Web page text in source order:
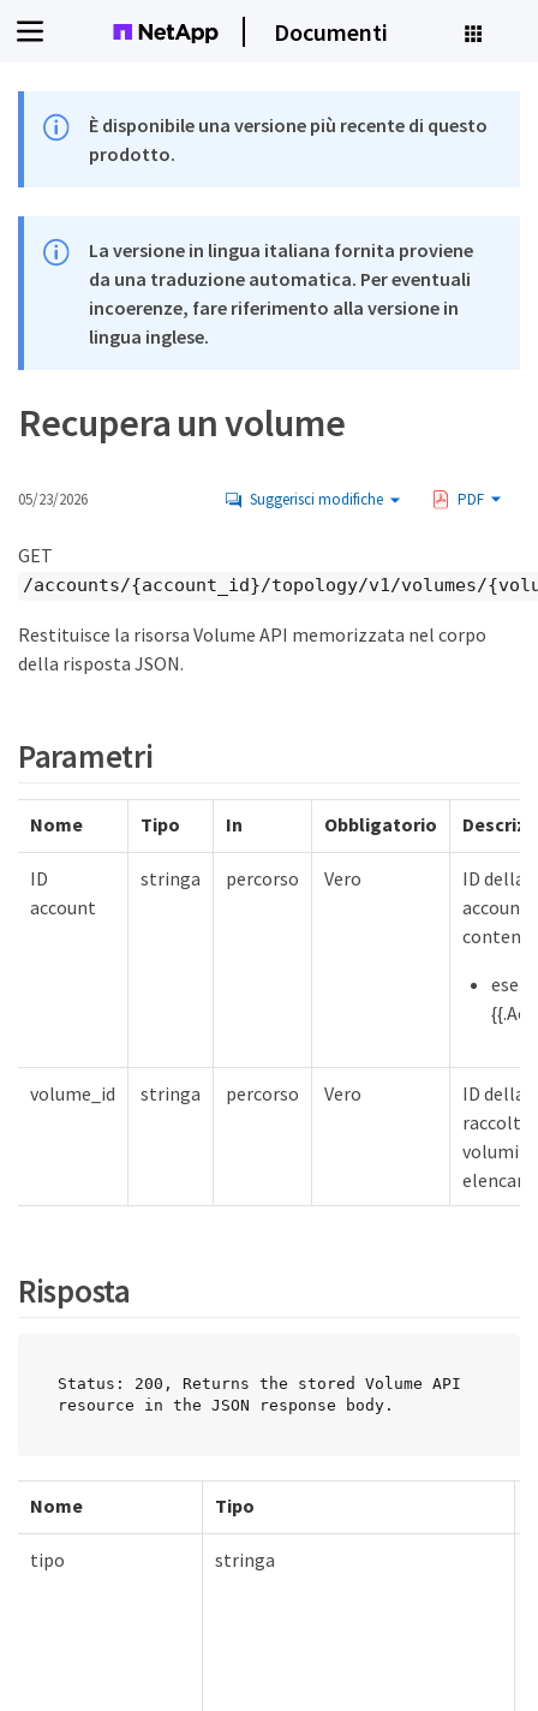
Documenti
È disponibile una versione più recente di questo
prodotto.
La versione in lingua italiana fornita proviene
da una traduzione automatica. Per eventuali
incoerenze, fare riferimento alla versione in
lingua inglese.
Recupera un volume
05/23/2026 Suggerisci modifiche PDF
GET
/accounts/{account_id}/topology/v1/volumes/
Restituisce la risorsa Volume API memorizzata nel corpo
della risposta JSON.
Parametri
Nome Tipo In Obbligatorio
ID
account
stringa percorso Vero
ID della
account
volume_id stringa percorso Vero
ID della
raccolta
volumi
elencare
Risposta
Status: 200, Returns the stored Volume API
resource in the JSON response body.
Nome Tipo
tipo stringa